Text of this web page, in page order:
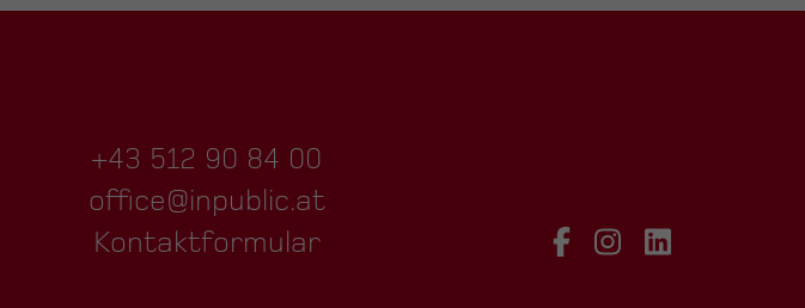
+43 512 90 84 00
office@inpublic.at
Kontaktformular